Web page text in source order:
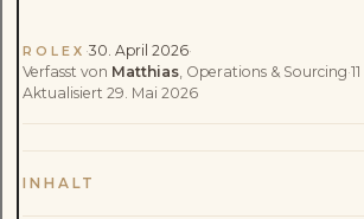
ROLEX ·30. April 2026·
Verfasst von Matthias , Operations & Sourcing·11
Aktualisiert 29. Mai 2026
INHALT